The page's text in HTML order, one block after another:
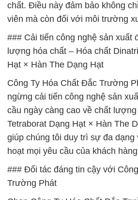
chất. Điều này đảm bảo không
viên mà còn đối với môi trường
### Cải tiến công nghệ sản xuất
lượng hóa chất – Hóa chất
Hạt × Hàn The Dạng Hạt
Công Ty Hóa Chất Đắc Trường
ngừng cải tiến công nghệ sản
cầu ngày càng cao về chất
Tetraborat Dạng Hạt × Hàn The
giúp chúng tôi duy trì sự đa dạng
hoạt mọi yêu cầu của khách
### Đối tác đáng tin cậy với
Trường Phát